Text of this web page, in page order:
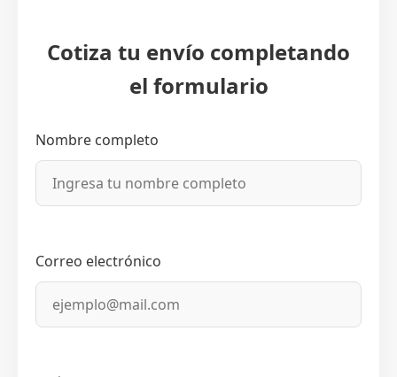
Cotiza tu envío completando
el formulario
Nombre completo
Correo electrónico